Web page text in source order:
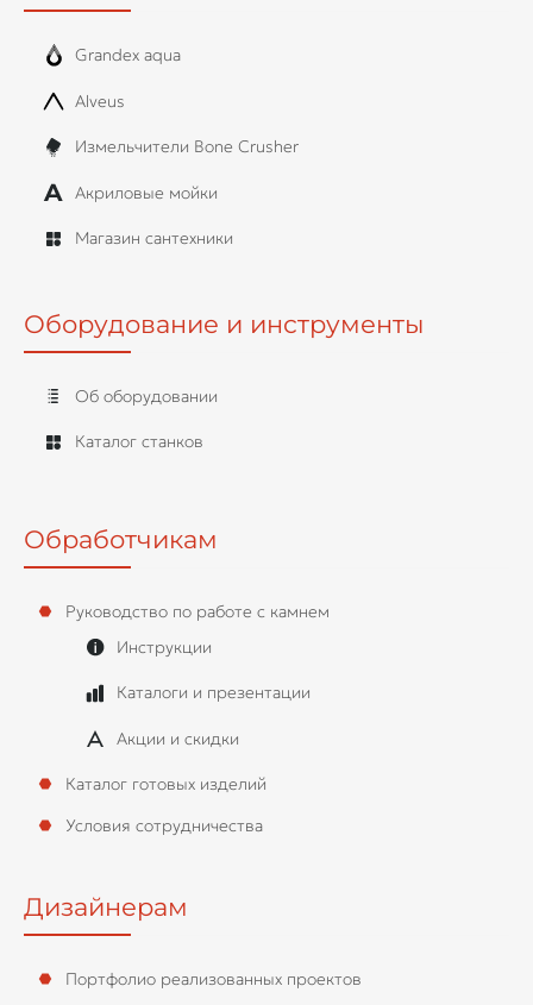
Grandex aqua
Alveus
Измельчители Bone Crusher
Акриловые мойки
Магазин сантехники
Оборудование и инструменты
Об оборудовании
Каталог станков
Обработчикам
Руководство по работе с камнем
Инструкции
Каталоги и презентации
Акции и скидки
Каталог готовых изделий
Условия сотрудничества
Дизайнерам
Портфолио реализованных проектов